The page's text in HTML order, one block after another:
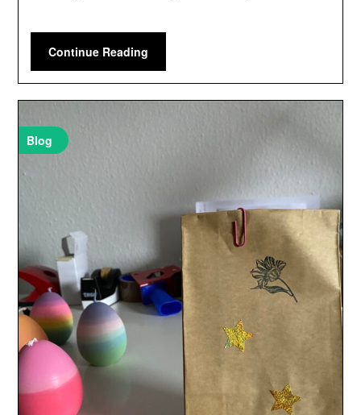
Continue Reading
Blog